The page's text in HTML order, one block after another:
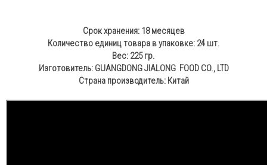
Срок хранения: 18 месяцев
Количество единиц товара в упаковке: 24 шт.
Вес: 225 гр.
Изготовитель: GUANGDONG JIALONG FOOD CO., LTD
Страна производитель: Китай